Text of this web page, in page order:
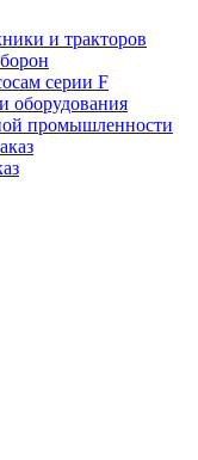
и тракторов
серии F
оборудования
промышленности